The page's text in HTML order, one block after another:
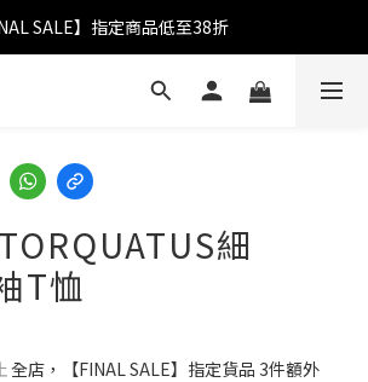
SALE】指定商品低至38折
SALE】指定商品低至38折
LOGO野餐墊｜滿$2,999送經典保溫杯
SALE】指定商品低至38折
細
T恤
全店，【FINAL SALE】指定貨品 3件額外